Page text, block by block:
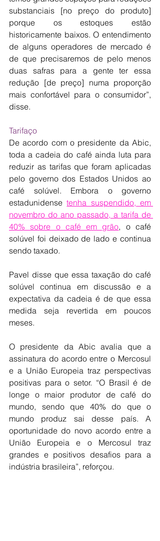
substanciais [no preço do produto]
porque os estoques estão
historicamente baixos. O entendimento
de alguns operadores de mercado é
de que precisaremos de pelo menos
duas safras para a gente ter essa
redução [de preço] numa proporção
mais confortável para o consumidor”,
disse.
Tarifaço
De acordo com o presidente da Abic,
toda a cadeia do café ainda luta para
reduzir as tarifas que foram aplicadas
pelo governo dos Estados Unidos ao
café solúvel. Embora o governo
estadunidense tenha suspendido, em
novembro do ano passado, a tarifa de
40% sobre o café em grão, o café
solúvel foi deixado de lado e continua
sendo taxado.
Pavel disse que essa taxação do café
solúvel continua em discussão e a
expectativa da cadeia é de que essa
medida seja revertida em poucos
meses.
O presidente da Abic avalia que a
assinatura do acordo entre o Mercosul
e a União Europeia traz perspectivas
positivas para o setor. “O Brasil é de
longe o maior produtor de café do
mundo, sendo que 40% do que o
mundo produz sai desse país. A
oportunidade do novo acordo entre a
União Europeia e o Mercosul traz
grandes e positivos desafios para a
indústria brasileira”, reforçou.